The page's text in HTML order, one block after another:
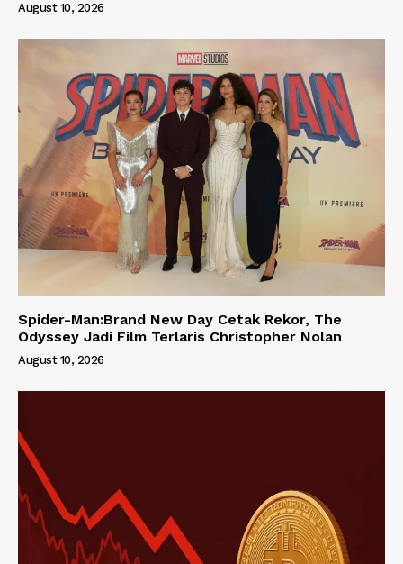
August 10, 2026
Spider-Man:Brand New Day Cetak Rekor, The
Odyssey Jadi Film Terlaris Christopher Nolan
August 10, 2026